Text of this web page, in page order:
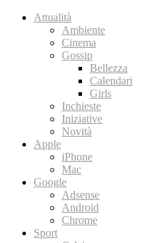
Attualità
Ambiente
Cinema
Gossip
Bellezza
Calendari
Girls
Inchieste
Iniziative
Novità
Apple
iPhone
Mac
Google
Adsense
Android
Chrome
Sport